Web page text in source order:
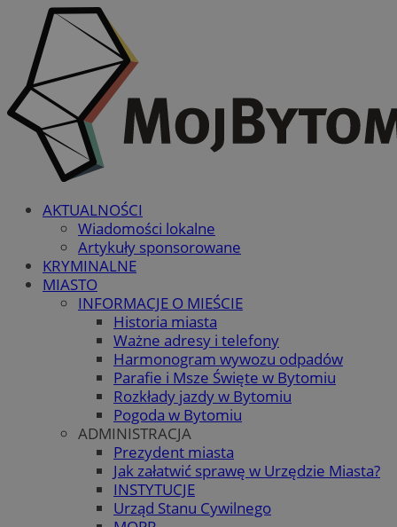
AKTUALNOŚCI
Wiadomości lokalne
Artykuły sponsorowane
KRYMINALNE
MIASTO
INFORMACJE O MIEŚCIE
Historia miasta
Ważne adresy i telefony
Harmonogram wywozu odpadów
Parafie i Msze Święte w Bytomiu
Rozkłady jazdy w Bytomiu
Pogoda w Bytomiu
ADMINISTRACJA
Prezydent miasta
Jak załatwić sprawę w Urzędzie Miasta?
INSTYTUCJE
Urząd Stanu Cywilnego